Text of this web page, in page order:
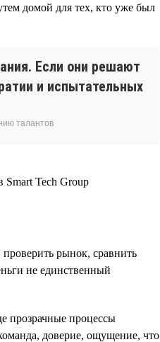
домой для тех, кто уже был
Если они решают
и испытательных
талантов
рынок, сравнить
не единственный
прозрачные процессы
доверие, ощущение, что